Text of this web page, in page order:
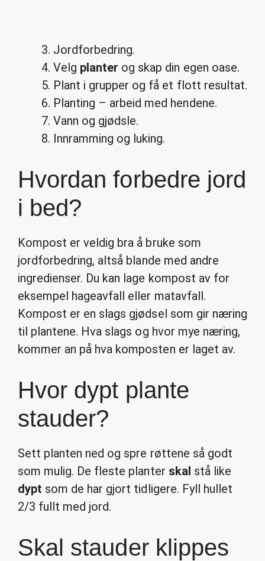
Jordforbedring.
Velg planter og skap din egen oase.
Plant i grupper og få et flott resultat.
Planting – arbeid med hendene.
Vann og gjødsle.
Innramming og luking.
Hvordan forbedre jord
i bed?
Kompost er veldig bra å bruke som
jordforbedring, altså blande med andre
ingredienser. Du kan lage kompost av for
eksempel hageavfall eller matavfall.
Kompost er en slags gjødsel som gir næring
til plantene. Hva slags og hvor mye næring,
kommer an på hva komposten er laget av.
Hvor dypt plante
stauder?
Sett planten ned og spre røttene så godt
som mulig. De fleste planter skal stå like
dypt som de har gjort tidligere. Fyll hullet
2/3 fullt med jord.
Skal stauder klippes